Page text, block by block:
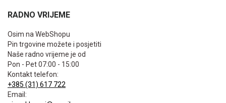
RADNO VRIJEME
Osim na WebShopu
Pin trgovine možete i posjetiti
Naše radno vrijeme je od
Pon - Pet 07:00 - 15:00
Kontakt telefon:
+385 (31) 617 722
Email: